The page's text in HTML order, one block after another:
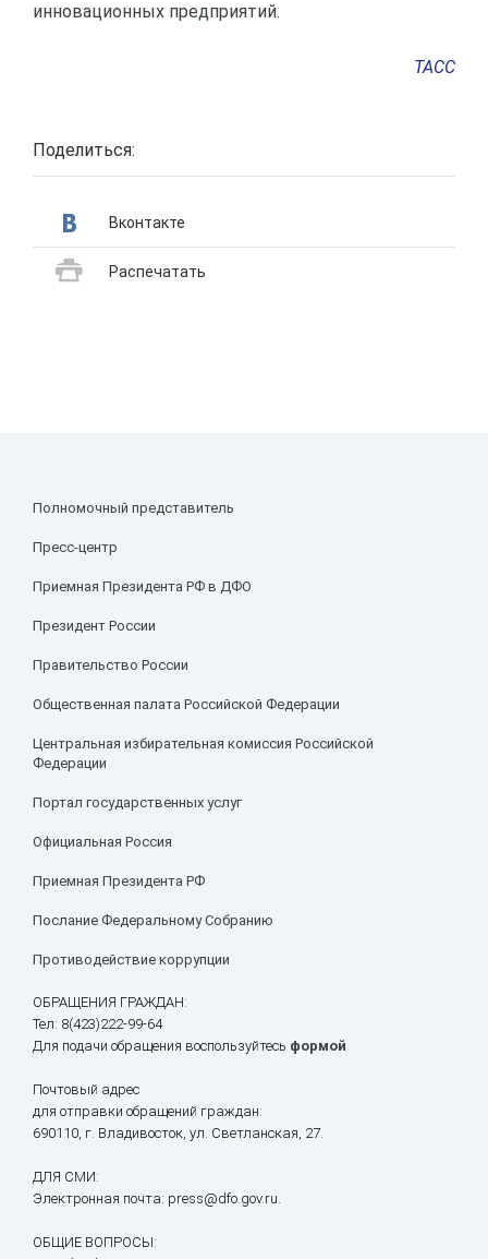
инновационных предприятий.
ТАСС
Поделиться:
Вконтакте
Распечатать
Полномочный представитель
Пресс-центр
Приемная Президента РФ в ДФО
Президент России
Правительство России
Общественная палата Российской Федерации
Центральная избирательная комиссия Российской
Федерации
Портал государственных услуг
Официальная Россия
Приемная Президента РФ
Послание Федеральному Собранию
Противодействие коррупции
ОБРАЩЕНИЯ ГРАЖДАН:
Тел: 8(423)222-99-64
Для подачи обращения воспользуйтесь формой
Почтовый адрес
для отправки обращений граждан:
690110, г. Владивосток, ул. Светланская, 27.
ДЛЯ СМИ:
Электронная почта: press@dfo.gov.ru.
ОБЩИЕ ВОПРОСЫ: